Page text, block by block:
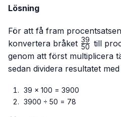
Lösning
För att få fram
konvertera bråket
{50}
50
39 till
genom att först multiplicera
sedan dividera resultatet
39 × 100 = 3900
3900 ÷ 50 = 78